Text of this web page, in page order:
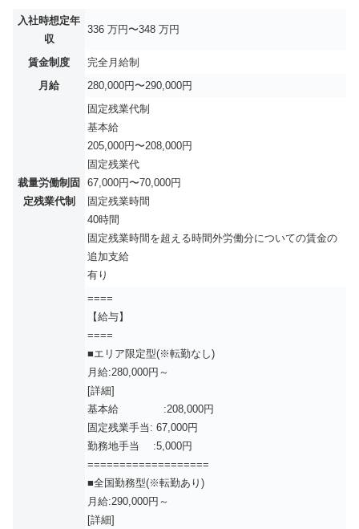
入社時想定年
収
336 万円〜348 万円
賃金制度
完全月給制
月給
280,000円〜290,000円
裁量労働制固
定残業代制
固定残業代制
基本給
205,000円〜208,000円
固定残業代
67,000円〜70,000円
固定残業時間
40時間
固定残業時間を超える時間外労働分についての賃金の
追加支給
有り
====
【給与】
====
■エリア限定型(※転勤なし)
月給:280,000円～
[詳細]
基本給 :208,000円
固定残業手当: 67,000円
勤務地手当 :5,000円
===================
■全国勤務型(※転勤あり)
月給:290,000円～
[詳細]